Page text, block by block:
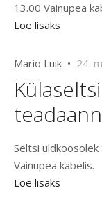
13.00 Vainupea
Loe lisaks
Mario Luik • 24.
Seltsi
Vainupea kabelis.
Loe lisaks